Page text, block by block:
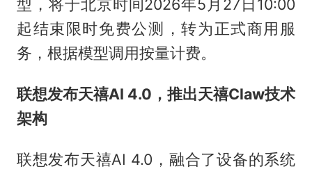
型，将于北京时间2026年5月27日10:00
起结束限时免费公测，转为正式商用服
务，根据模型调用按量计费。
联想发布天禧AI 4.0，推出天禧Claw技术
架构
联想发布天禧AI 4.0，融合了设备的系统